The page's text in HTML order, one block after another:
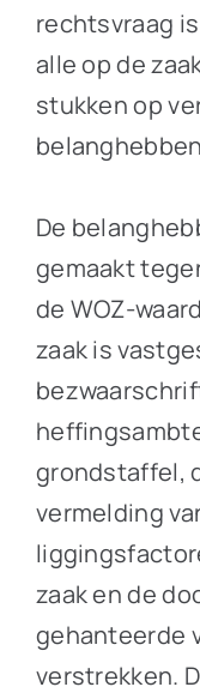
rechtsvraag
alle op de
stukken op
De
gemaakt
de WOZ-
zaak is
grondstaffel,
vermelding
zaak en de
gehanteerde
verstrekken.